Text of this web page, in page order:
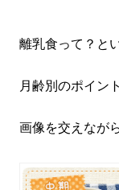
離乳食って？と
月齢別のポイン
画像を交えなが